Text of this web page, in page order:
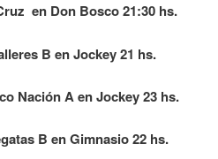
en Don Bosco 21:30 hs.
B en Jockey 21 hs.
Nación A en Jockey 23 hs.
B en Gimnasio 22 hs.